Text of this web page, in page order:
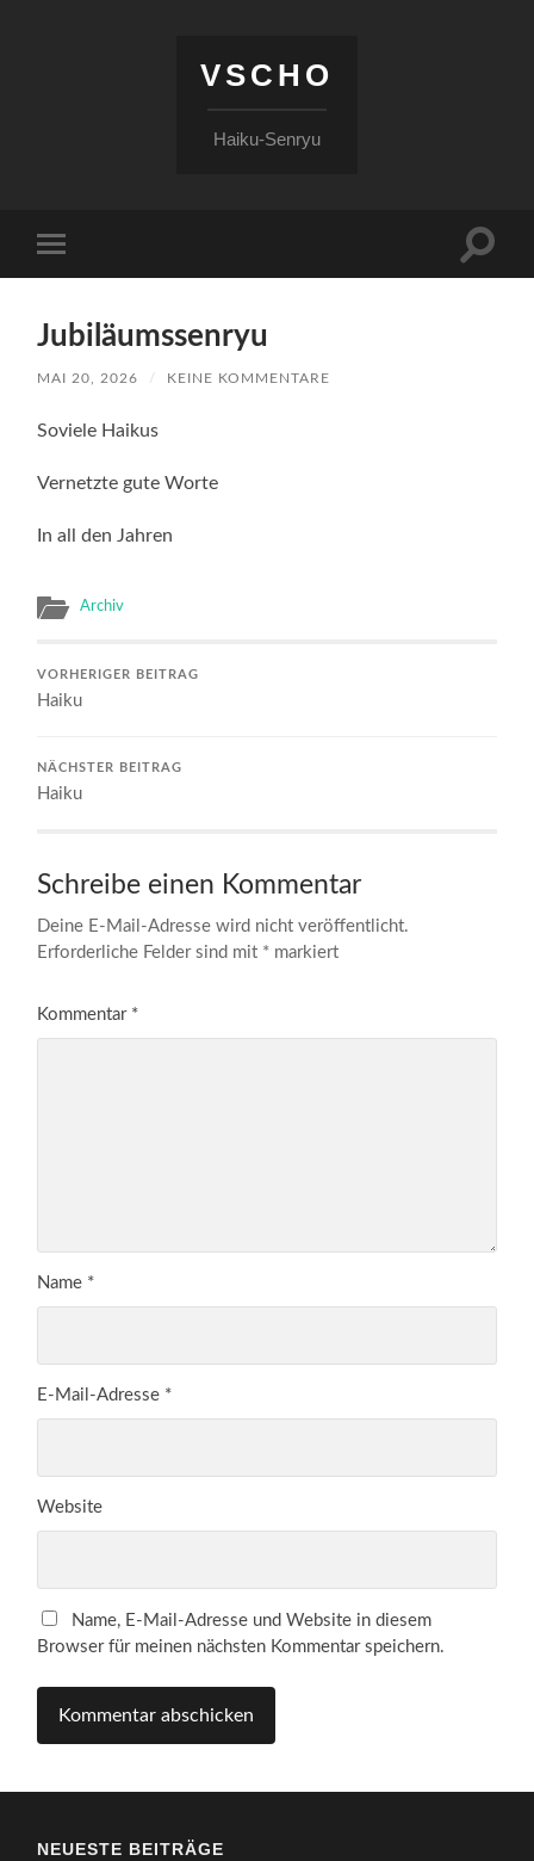
VSCHO
Haiku-Senryu
Menü
Jubiläumssenryu
MAI 20, 2026 / KEINE KOMMENTARE
Soviele Haikus
Vernetzte gute Worte
In all den Jahren
Archiv
VORHERIGER BEITRAG
Haiku
NÄCHSTER BEITRAG
Haiku
Schreibe einen Kommentar
Deine E-Mail-Adresse wird nicht veröffentlicht.
Erforderliche Felder sind mit * markiert
Kommentar *
Name *
E-Mail-Adresse *
Website
Name, E-Mail-Adresse und Website in diesem
Browser für meinen nächsten Kommentar speichern.
NEUESTE BEITRÄGE